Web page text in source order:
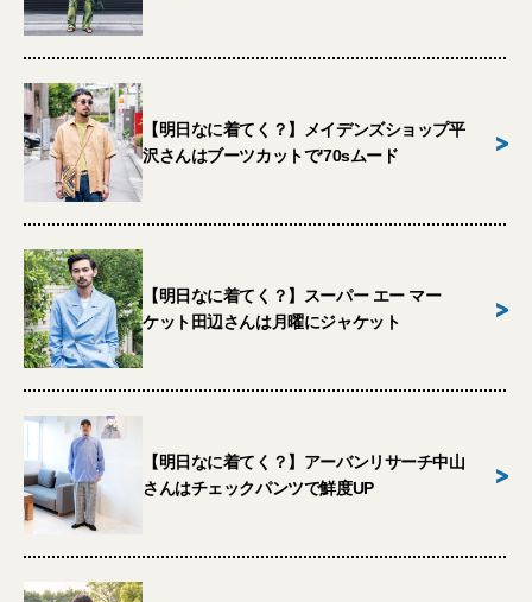
【明日なに着てく？】メイデンズショップ平
沢さんはブーツカットで'70sムード
>
【明日なに着てく？】スーパー エー マー
ケット田辺さんは月曜にジャケット
>
【明日なに着てく？】アーバンリサーチ中山
さんはチェックパンツで鮮度UP
>